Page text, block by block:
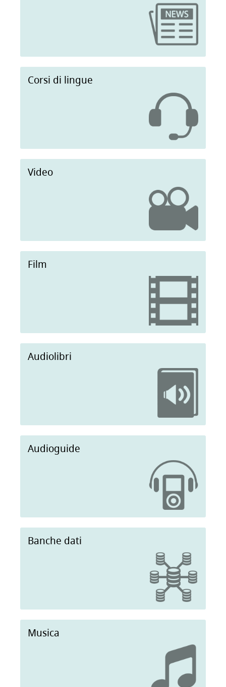
Corsi di lingue
Video
Film
Audiolibri
Audioguide
Banche dati
Musica